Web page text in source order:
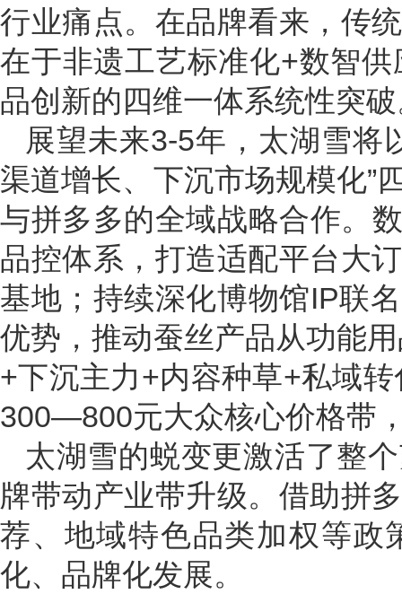
行业痛点。在品牌看来，传
在于非遗工艺标准化+数智
品创新的四维一体系统性突
展望未来3-5年，太湖雪将
渠道增长、下沉市场规模化”
与拼多多的全域战略合作。
品控体系，打造适配平台大
基地；持续深化博物馆IP联
优势，推动蚕丝产品从功能
+下沉主力+内容种草+私域
300—800元大众核心价格带
太湖雪的蜕变更激活了整
牌带动产业带升级。借助拼
荐、地域特色品类加权等政
化、品牌化发展。